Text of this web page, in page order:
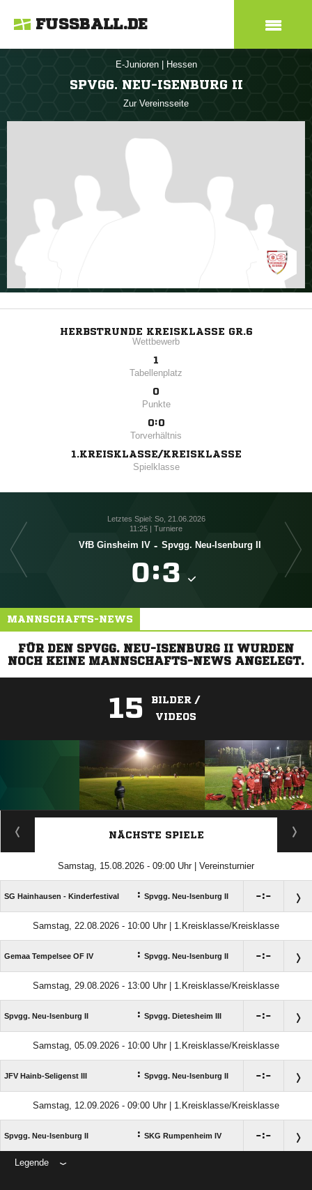
FUSSBALL.DE
E-Junioren Hessen
SPVGG. NEU-ISENBURG II
Zur Vereinsseite
HERBSTRUNDE KREISKLASSE GR.6
Wettbewerb
1
Tabellenplatz
0
Punkte
0:0
Torverhältnis
1.KREISKLASSE/KREISKLASSE
Spielklasse
Letztes Spiel: So, 21.06.2026
11:25 | Turniere
VfB Ginsheim IV - Spvgg. Neu-Isenburg II
:
MANNSCHAFTS-NEWS
FÜR DEN SPVGG. NEU-ISENBURG II WURDEN
NOCH KEINE MANNSCHAFTS-NEWS ANGELEGT.
15
BILDER /
VIDEOS
ANZEIGE
NÄCHSTE SPIELE
Samstag, 15.08.2026 - 09:00 Uhr | Vereinsturnier
SG Hainhausen - Kinderfestival : Spvgg. Neu-Isenburg II :
Samstag, 22.08.2026 - 10:00 Uhr | 1.Kreisklasse/Kreisklasse
Gemaa Tempelsee OF IV : Spvgg. Neu-Isenburg II :
Samstag, 29.08.2026 - 13:00 Uhr | 1.Kreisklasse/Kreisklasse
Spvgg. Neu-Isenburg II : Spvgg. Dietesheim III :
Samstag, 05.09.2026 - 10:00 Uhr | 1.Kreisklasse/Kreisklasse
JFV Hainb-Seligenst III : Spvgg. Neu-Isenburg II :
Samstag, 12.09.2026 - 09:00 Uhr | 1.Kreisklasse/Kreisklasse
Spvgg. Neu-Isenburg II : SKG Rumpenheim IV :
Legende